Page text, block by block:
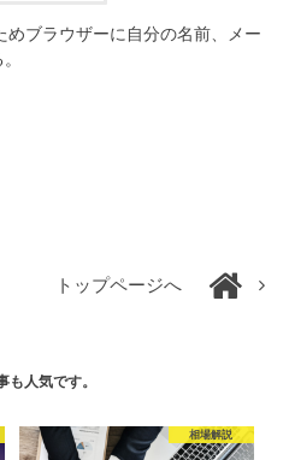
めブラウザーに自分の名前、メー
トップページへ
も人気です。
相場解説